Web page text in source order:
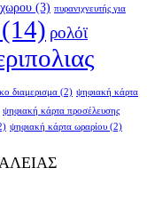
(3) πυρανιχνευτής για
(14) ρολόϊ
διαμερισμα (2) ψηφιακή κάρτα
ψηφιακή κάρτα προσέλευσης
ψηφιακή κάρτα ωραρίου (2)